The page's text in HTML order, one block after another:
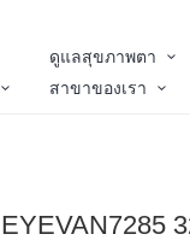
ดูแลสุขภาพตา
สาขาของเรา
EYEVAN7285